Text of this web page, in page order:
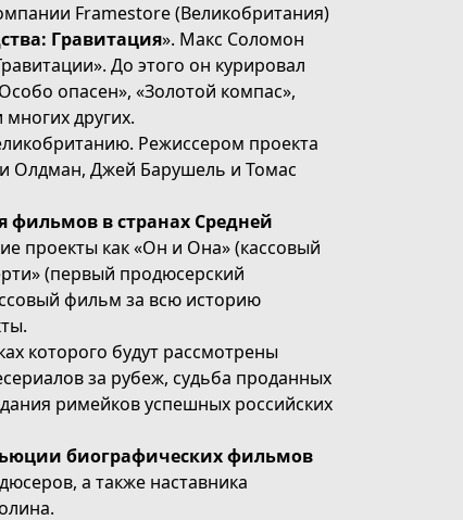
Framestore (Великобритания)
Гравитация». Макс Соломон
До этого он курировал
опасен», «Золотой компас»,
других.
Режиссером проекта
Олдман, Джей Барушель и Томас
фильмов в странах Средней
проекты как «Он и Она» (кассовый
(первый продюсерский
фильм за всю историю
которого будут рассмотрены
за рубеж, судьба проданных
римейков успешных российских
биографических фильмов
а также наставника